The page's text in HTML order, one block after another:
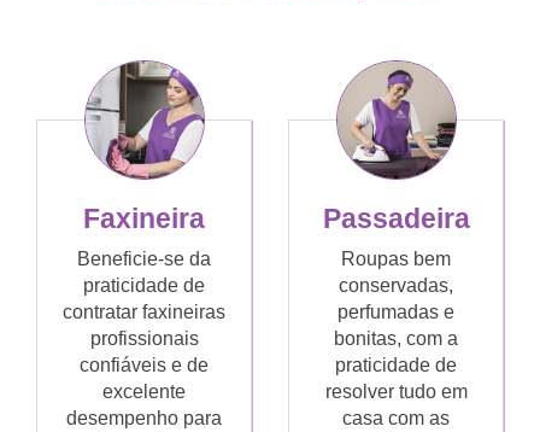
Faxineira
Beneficie-se da
praticidade de
contratar faxineiras
profissionais
confiáveis e de
excelente
desempenho para
Passadeira
Roupas bem
conservadas,
perfumadas e
bonitas, com a
praticidade de
resolver tudo em
casa com as